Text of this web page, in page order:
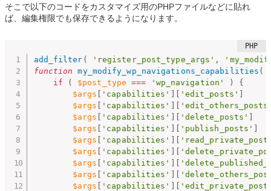
そこで以下のコードをカスタマイズ用のPHPファイルなどに貼れ
ば、編集権限でも保存できるようになります。
add_filter ( 'register_post_type_args' ,
function
my_modify_wp_navigations_capabilities (
if
( $post_type === 'wp_navigation' )
{
$args [ 'capabilities' ] [ 'edit_posts' ]
$args [ 'capabilities' ] [
$args [ 'capabilities' ] [ 'delete_posts' ]
$args [ 'capabilities' ] [ 'publish_posts' ]
$args [ 'capabilities' ] [
$args [ 'capabilities' ] [
$args [ 'capabilities' ] [
$args [ 'capabilities' ] [
$args [ 'capabilities' ] [